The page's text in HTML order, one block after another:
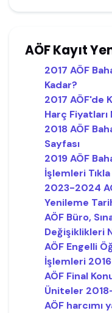
AÖF Kayıt
2017 AÖF
Kadar?
2017 AÖF'de
Harç Fiyatları
2018 AÖF
Sayfası
2019 AÖF
İşlemleri
2023-2024
Yenileme
AÖF Büro,
Değişiklikleri
AÖF Engelli
İşlemleri
AÖF Final
Üniteler
AÖF harcımı